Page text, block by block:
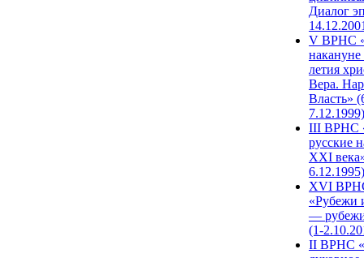
Диалог
V ВРНС
накануне
летия
Вера.
Власть»
7.12.1999)
III ВРНС
русские
XXI
6.12.1995)
XVI
«Рубежи
—
(1-
II ВРНС